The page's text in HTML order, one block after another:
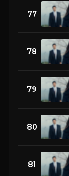
77
78
79
80
81